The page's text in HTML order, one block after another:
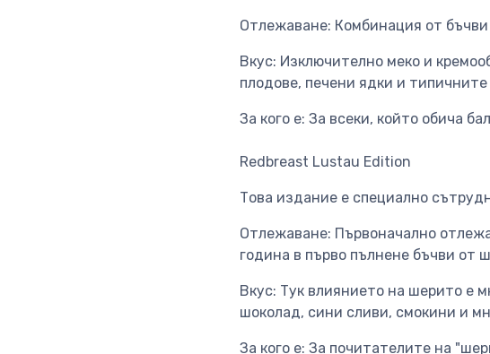
Отлежаване: Комбинация от
Вкус: Изключително меко и
плодове, печени ядки и
За кого е: За всеки, който обича
Redbreast Lustau Edition
Това издание е специално
Отлежаване: Първоначално
година в първо пълнене бъчви от
Вкус: Тук влиянието на шерито е
шоколад, сини сливи, смокини и
За кого е: За почитателите на